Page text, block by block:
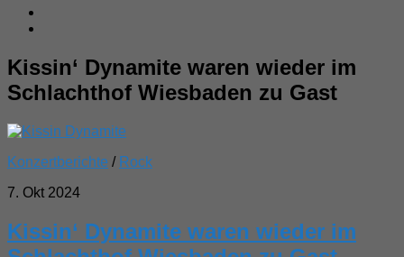
Kissin‘ Dynamite waren wieder im
Schlachthof Wiesbaden zu Gast
Konzertberichte / Rock
7. Okt 2024
Kissin‘ Dynamite waren wieder im